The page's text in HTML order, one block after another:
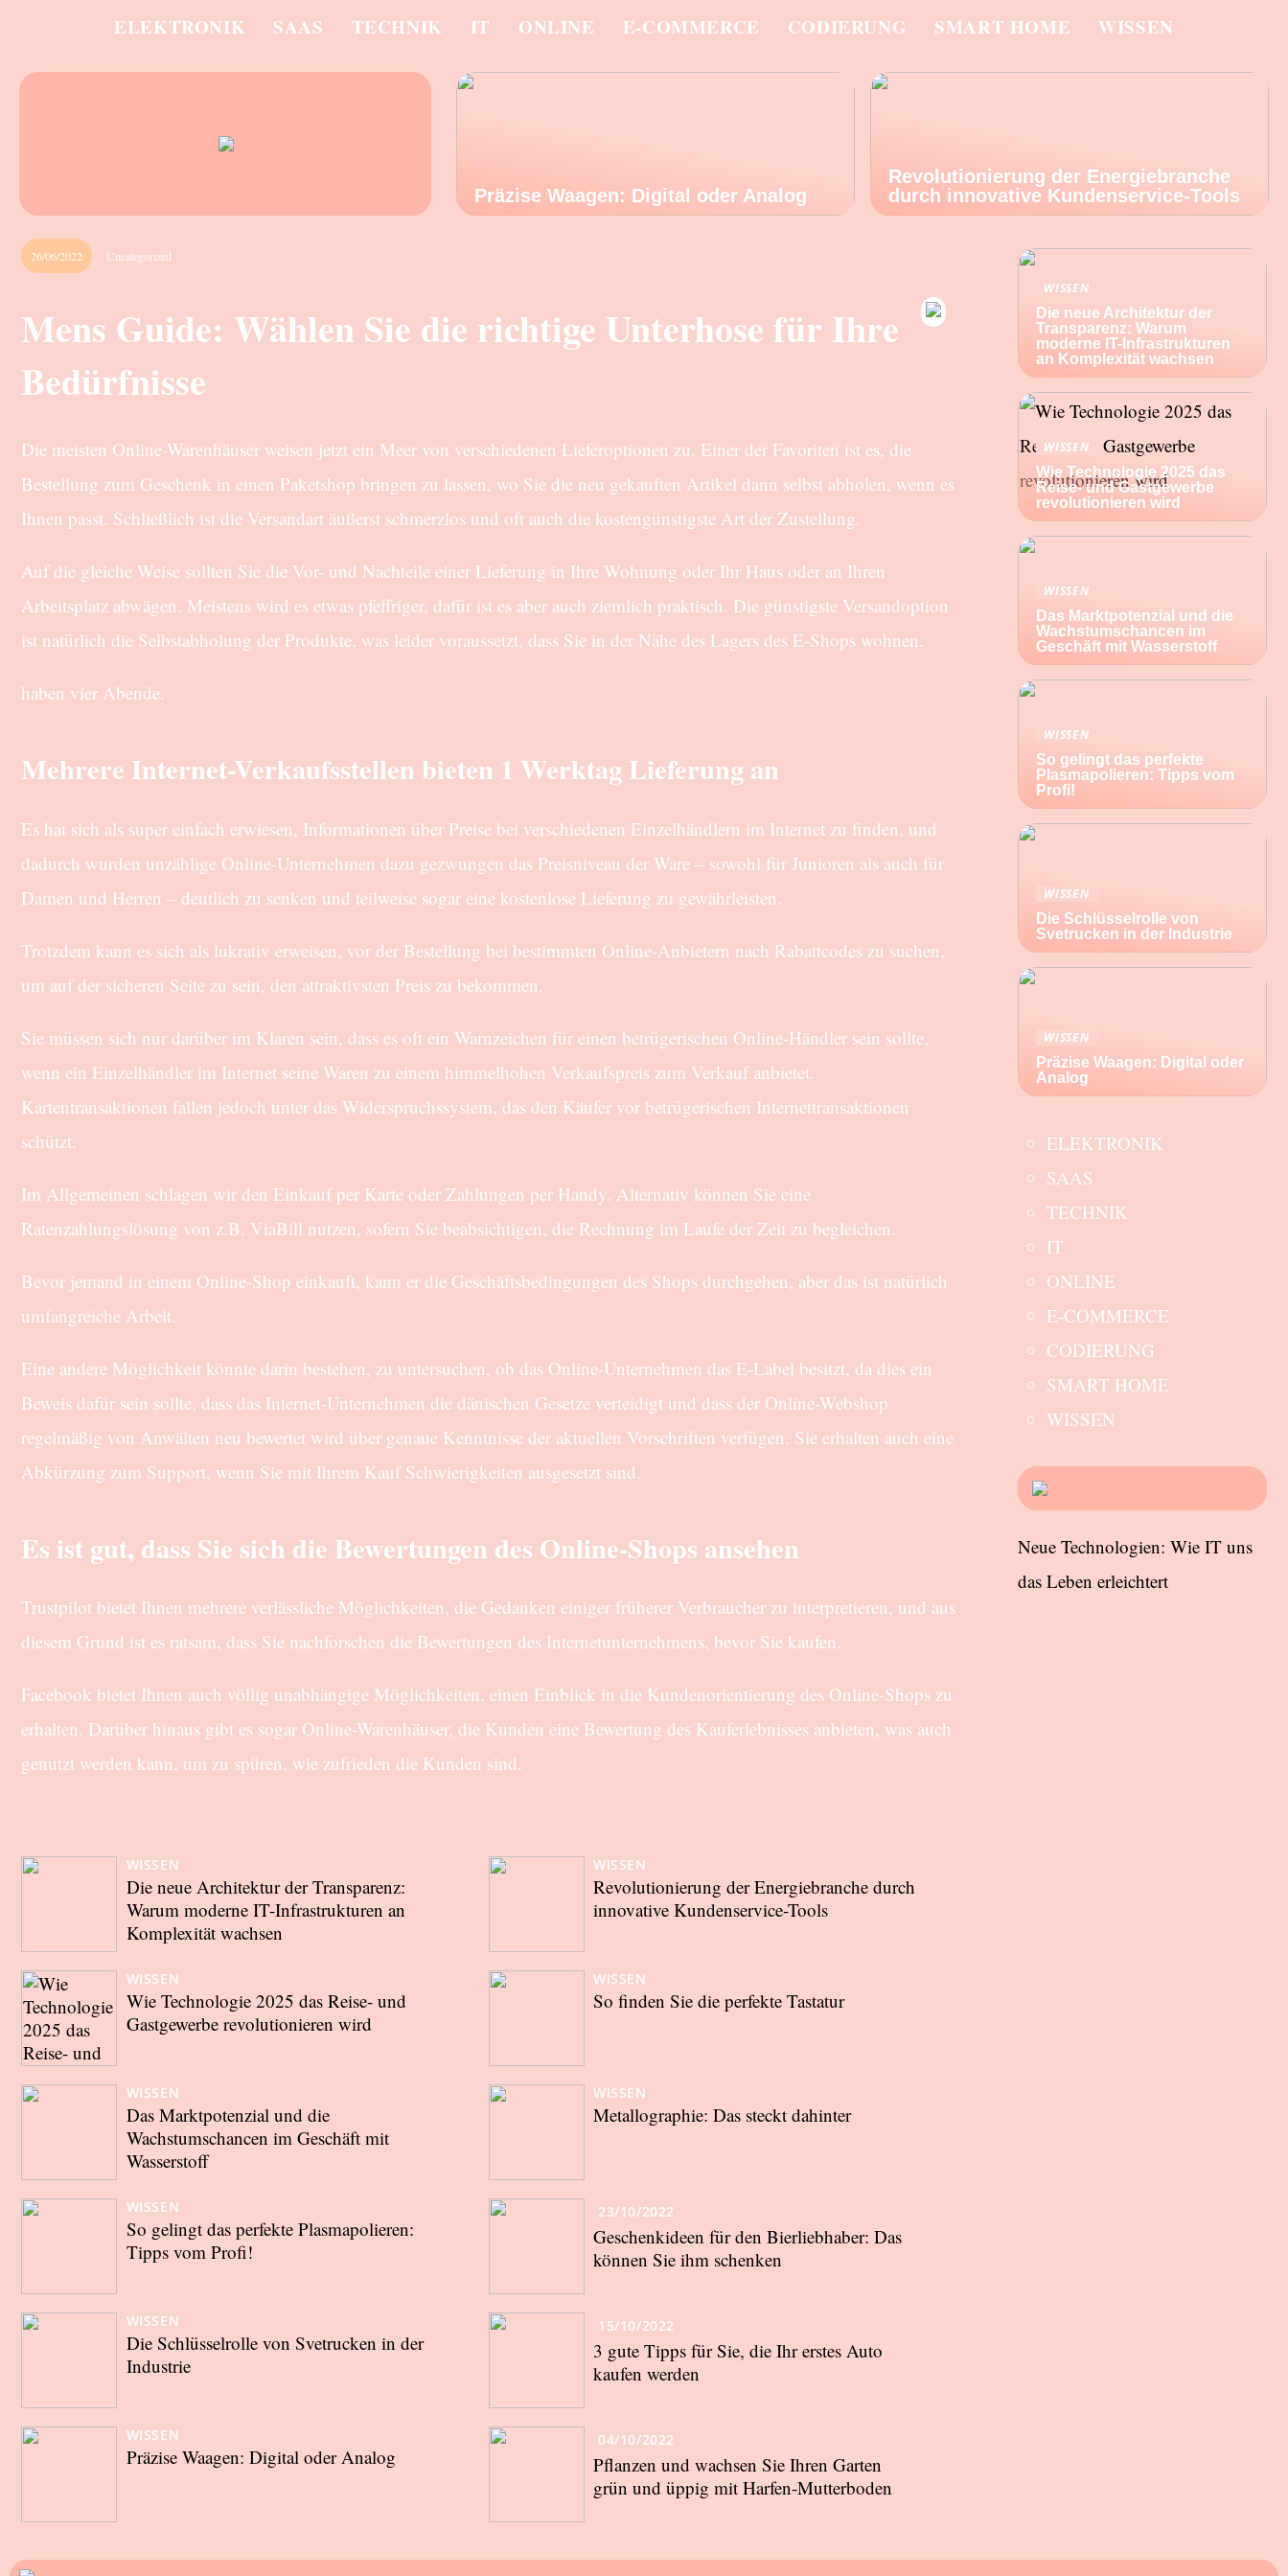
ELEKTRONIK SAAS TECHNIK IT ONLINE E-COMMERCE CODIERUNG SMART HOME WISSEN
Präzise Waagen: Digital oder Analog
Revolutionierung der Energiebranche
durch innovative Kundenservice-Tools
26/06/2022 Uncategorized
Mens Guide: Wählen Sie die richtige Unterhose für Ihre
Bedürfnisse
Die meisten Online-Warenhäuser weisen jetzt ein Meer von verschiedenen Lieferoptionen zu. Einer der Favoriten ist es, die
Bestellung zum Geschenk in einen Paketshop bringen zu lassen, wo Sie die neu gekauften Artikel dann selbst abholen, wenn es
Ihnen passt. Schließlich ist die Versandart äußerst schmerzlos und oft auch die kostengünstigste Art der Zustellung.
Auf die gleiche Weise sollten Sie die Vor- und Nachteile einer Lieferung in Ihre Wohnung oder Ihr Haus oder an Ihren
Arbeitsplatz abwägen. Meistens wird es etwas pfeffriger, dafür ist es aber auch ziemlich praktisch. Die günstigste Versandoption
ist natürlich die Selbstabholung der Produkte, was leider voraussetzt, dass Sie in der Nähe des Lagers des E-Shops wohnen.
haben vier Abende.
Mehrere Internet-Verkaufsstellen bieten 1 Werktag Lieferung an
Es hat sich als super einfach erwiesen, Informationen über Preise bei verschiedenen Einzelhändlern im Internet zu finden, und
dadurch wurden unzählige Online-Unternehmen dazu gezwungen das Preisniveau der Ware – sowohl für Junioren als auch für
Damen und Herren – deutlich zu senken und teilweise sogar eine kostenlose Lieferung zu gewährleisten.
Trotzdem kann es sich als lukrativ erweisen, vor der Bestellung bei bestimmten Online-Anbietern nach Rabattcodes zu suchen,
um auf der sicheren Seite zu sein, den attraktivsten Preis zu bekommen.
Sie müssen sich nur darüber im Klaren sein, dass es oft ein Warnzeichen für einen betrügerischen Online-Händler sein sollte,
wenn ein Einzelhändler im Internet seine Waren zu einem himmelhohen Verkaufspreis zum Verkauf anbietet.
Kartentransaktionen fallen jedoch unter das Widerspruchssystem, das den Käufer vor betrügerischen Internettransaktionen
schützt.
Im Allgemeinen schlagen wir den Einkauf per Karte oder Zahlungen per Handy. Alternativ können Sie eine
Ratenzahlungslösung von z.B. ViaBill nutzen, sofern Sie beabsichtigen, die Rechnung im Laufe der Zeit zu begleichen.
Bevor jemand in einem Online-Shop einkauft, kann er die Geschäftsbedingungen des Shops durchgehen, aber das ist natürlich
umfangreiche Arbeit.
Eine andere Möglichkeit könnte darin bestehen, zu untersuchen, ob das Online-Unternehmen das E-Label besitzt, da dies ein
Beweis dafür sein sollte, dass das Internet-Unternehmen die dänischen Gesetze verteidigt und dass der Online-Webshop
regelmäßig von Anwälten neu bewertet wird über genaue Kenntnisse der aktuellen Vorschriften verfügen. Sie erhalten auch eine
Abkürzung zum Support, wenn Sie mit Ihrem Kauf Schwierigkeiten ausgesetzt sind.
Es ist gut, dass Sie sich die Bewertungen des Online-Shops ansehen
Trustpilot bietet Ihnen mehrere verlässliche Möglichkeiten, die Gedanken einiger früherer Verbraucher zu interpretieren, und aus
diesem Grund ist es ratsam, dass Sie nachforschen die Bewertungen des Internetunternehmens, bevor Sie kaufen.
Facebook bietet Ihnen auch völlig unabhängige Möglichkeiten, einen Einblick in die Kundenorientierung des Online-Shops zu
erhalten. Darüber hinaus gibt es sogar Online-Warenhäuser, die Kunden eine Bewertung des Kauferlebnisses anbieten, was auch
genutzt werden kann, um zu spüren, wie zufrieden die Kunden sind.
WISSEN
Die neue Architektur der Transparenz:
Warum moderne IT-Infrastrukturen an
Komplexität wachsen
WISSEN
Wie Technologie 2025 das Reise- und
Gastgewerbe revolutionieren wird
WISSEN
Das Marktpotenzial und die
Wachstumschancen im Geschäft mit
Wasserstoff
WISSEN
So gelingt das perfekte Plasmapolieren:
Tipps vom Profi!
WISSEN
Die Schlüsselrolle von Svetrucken in der
Industrie
WISSEN
Präzise Waagen: Digital oder Analog
WISSEN
Revolutionierung der Energiebranche durch
innovative Kundenservice-Tools
WISSEN
So finden Sie die perfekte Tastatur
WISSEN
Metallographie: Das steckt dahinter
23/10/2022
Geschenkideen für den Bierliebhaber: Das
können Sie ihm schenken
15/10/2022
3 gute Tipps für Sie, die Ihr erstes Auto
kaufen werden
04/10/2022
Pflanzen und wachsen Sie Ihren Garten
grün und üppig mit Harfen-Mutterboden
WISSEN
Die neue Architektur der
Transparenz: Warum
moderne IT-Infrastrukturen
an Komplexität wachsen
WISSEN
Wie Technologie 2025 das
Reise- und Gastgewerbe
revolutionieren wird
WISSEN
Das Marktpotenzial und die
Wachstumschancen im
Geschäft mit Wasserstoff
WISSEN
So gelingt das perfekte
Plasmapolieren: Tipps vom
Profi!
WISSEN
Die Schlüsselrolle von
Svetrucken in der Industrie
WISSEN
Präzise Waagen: Digital oder
Analog
ELEKTRONIK
SAAS
TECHNIK
IT
ONLINE
E-COMMERCE
CODIERUNG
SMART HOME
WISSEN
Neue Technologien: Wie IT uns
das Leben erleichtert